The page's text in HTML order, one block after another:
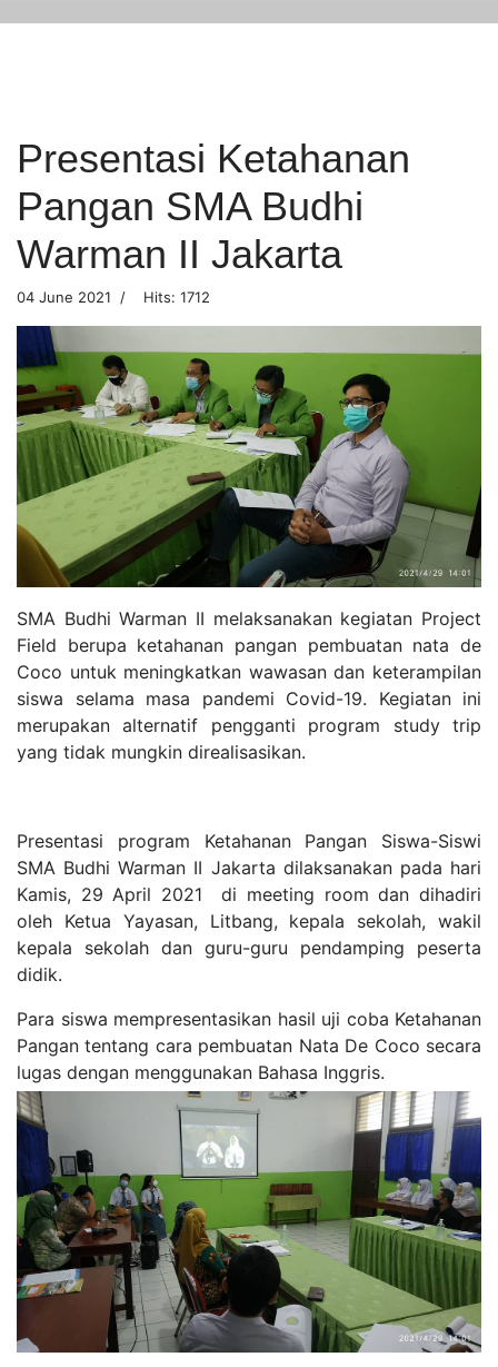
Presentasi Ketahanan
Pangan SMA Budhi
Warman II Jakarta
04 June 2021 Hits: 1712
SMA Budhi Warman II melaksanakan kegiatan Project
Field berupa ketahanan pangan pembuatan nata de
Coco untuk meningkatkan wawasan dan keterampilan
siswa selama masa pandemi Covid-19. Kegiatan ini
merupakan alternatif pengganti program study trip
yang tidak mungkin direalisasikan.
Presentasi program Ketahanan Pangan Siswa-Siswi
SMA Budhi Warman II Jakarta dilaksanakan pada hari
Kamis, 29 April 2021 di meeting room dan dihadiri
oleh Ketua Yayasan, Litbang, kepala sekolah, wakil
kepala sekolah dan guru-guru pendamping peserta
didik.
Para siswa mempresentasikan hasil uji coba Ketahanan
Pangan tentang cara pembuatan Nata De Coco secara
lugas dengan menggunakan Bahasa Inggris.